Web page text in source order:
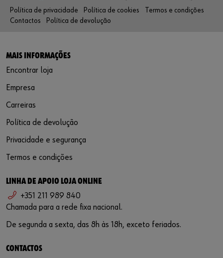
Política de privacidade
Política de cookies
Termos e condições
Contactos
Política de devolução
MAIS INFORMAÇÕES
Encontrar loja
Empresa
Carreiras
Política de devolução
Privacidade e segurança
Termos e condições
LINHA DE APOIO LOJA ONLINE
+351 211 989 840
Chamada para a rede fixa nacional.
De segunda a sexta, das 8h às 18h, exceto feriados.
CONTACTOS